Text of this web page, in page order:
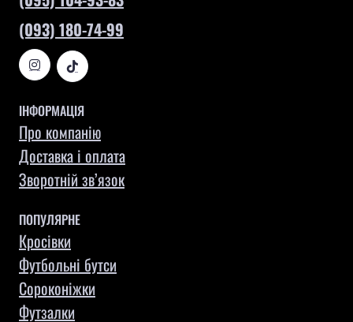
(093) 180-74-99
ІНФОРМАЦІЯ
Про компанію
Доставка і оплата
Зворотній зв’язок
ПОПУЛЯРНЕ
Кросівки
Футбольні бутси
Сороконіжки
Футзалки